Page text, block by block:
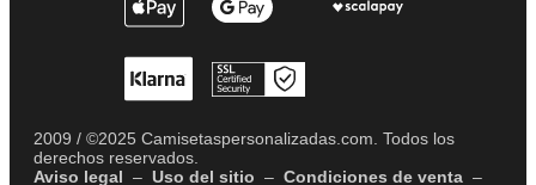
2009 / ©2025 Camisetaspersonalizadas.com. Todos los
derechos reservados.
Aviso legal – Uso del sitio – Condiciones de venta –